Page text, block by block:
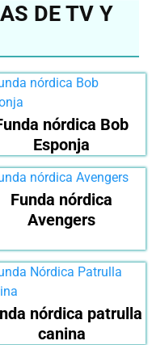
DE TV Y
nórdica Bob
Esponja
Funda nórdica
Avengers
nórdica patrulla
canina